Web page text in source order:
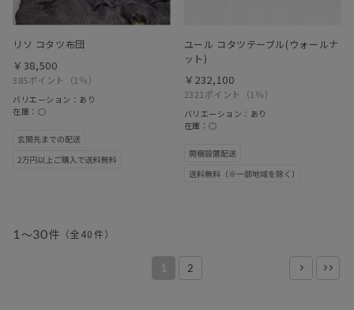
リソ コタツ布団
385ポイント （1％）
￥38,500
バリエーション：あり
在庫：○
ユール コタツテーブル(ウォールナ
ット)
2321ポイント （1％）
￥232,100
バリエーション：あり
在庫：○
1 ～30件 （全40件）
1 2